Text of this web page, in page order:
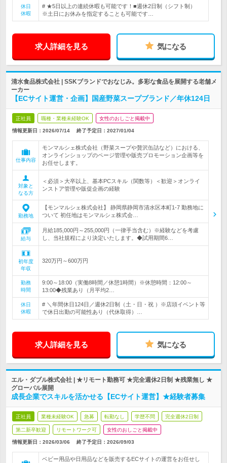
休日
休暇
# ★5日以上の連続休暇も可能です！■週休2日制（シフト制）
※土日にお休みを指定することも可能です…
求人詳細を見る 気になる
清水食品株式会社 | SSKブランドでおなじみ。多彩な食品を展開する老舗メ
ーカー
【ECサイト運営・企画】国産野菜スープブランド／年休124日
正社員 職種・業種未経験OK 女性のおしごと掲載中
情報更新日：2026/07/14 終了予定日： 2027/01/04
仕事内容
モンマルシェ株式会社（野菜スープや贅沢缶詰など）における、
オンラインショップのページ管理や販売プロモーション企画等を
お任せします。
対象と
なる方
＜必須＞大卒以上、基本PCスキル（関数等）＜歓迎＞オンライ
ンストア管理や販促企画の経験
勤務地
【モンマルシェ株式会社】 静岡県静岡市清水区本町1-7 勤務地に
ついて 初任地はモンマルシェ株式会…
給与
月給185,000円～255,000円（一律手当含む）※経験などを考慮
し、当社規程により決定いたします。◆試用期間6…
初年度
年収
320万円～600万円
勤務
時間
9:00～18:00（実働8時間／休憩1時間）※休憩時間：12:00～
13:00◆残業あり（月平均2…
休日
休暇
# ＼年間休日124日／週休2日制（土・日・祝 ）※店頭イベント等
で休日出勤の可能性あり（代休取得）…
求人詳細を見る 気になる
エル・ダブル株式会社 | ★リモート勤務可 ★完全週休2日制 ★残業無し ★
グローバル展開
成長企業でスキルを活かせる【ECサイト運営】★経験者募集
正社員 業種未経験OK 急募 転勤なし 学歴不問 完全週休2日制
第二新卒歓迎 リモートワーク可 女性のおしごと掲載中
情報更新日：2026/03/06 終了予定日： 2026/09/03
ベビー用品や日用品などを販売するECサイトの運営をお任せし